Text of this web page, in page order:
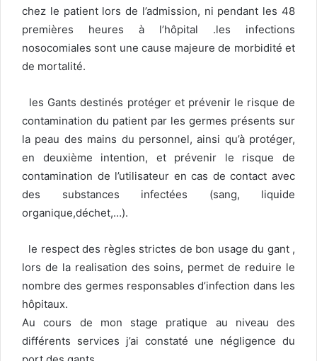
chez le patient lors de l’admission, ni pendant les 48
premières heures à l’hôpital .les infections
nosocomiales sont une cause majeure de morbidité et
de mortalité.
les Gants destinés protéger et prévenir le risque de
contamination du patient par les germes présents sur
la peau des mains du personnel, ainsi qu’à protéger,
en deuxième intention, et prévenir le risque de
contamination de l’utilisateur en cas de contact avec
des substances infectées (sang, liquide
organique,déchet,…).
le respect des règles strictes de bon usage du gant ,
lors de la realisation des soins, permet de reduire le
nombre des germes responsables d’infection dans les
hôpitaux.
Au cours de mon stage pratique au niveau des
différents services j’ai constaté une négligence du